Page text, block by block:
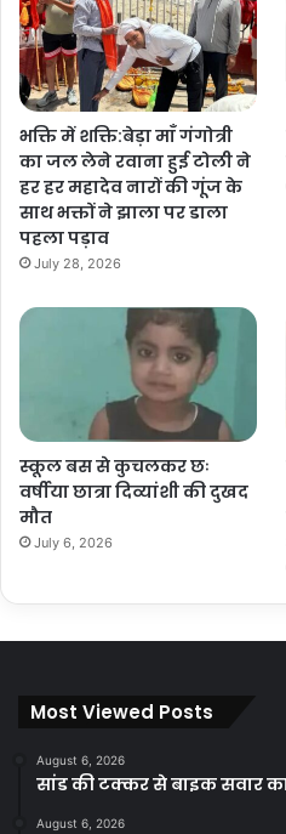
भक्ति में शक्ति:बेड़ा माँ गंगोत्री
का जल लेने रवाना हुई टोली ने
हर हर महादेव नारों की गूंज के
साथ भक्तों ने झाला पर डाला
पहला पड़ाव
July 28, 2026
स्कूल बस से कुचलकर छः
वर्षीया छात्रा दिव्यांशी की दुखद
मौत
July 6, 2026
Most Viewed Posts
August 6, 2026
सांड की टक्कर से बाइक सवार
August 6, 2026